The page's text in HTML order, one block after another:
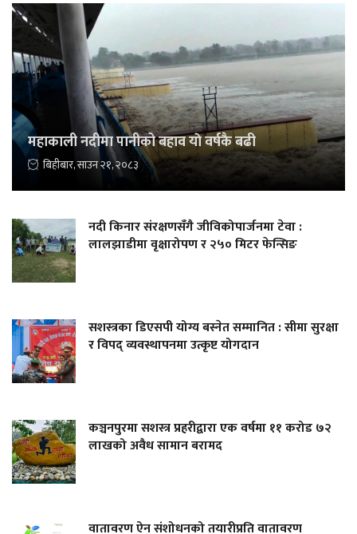
महाकाली नदीमा पानीको बहाव याे वर्षकै बढी
बिहीबार, साउन २१, २०८३
नदी किनार संरक्षणसँगै जीविकोपार्जनमा टेवा :
लालझाडीमा वृक्षारोपण र २५० मिटर फेन्सिङ
सशस्त्रका डिएसपी योग्य बस्नेत सम्मानित : सीमा सुरक्षा
र विपद् व्यवस्थापनमा उत्कृष्ट योगदान
कञ्चनपुरमा सशस्त्र प्रहरीद्वारा एक वर्षमा ११ करोड ७२
लाखको अवैध सामान बरामद
वातावरण ऐन संशोधनको तयारीप्रति वातावरण